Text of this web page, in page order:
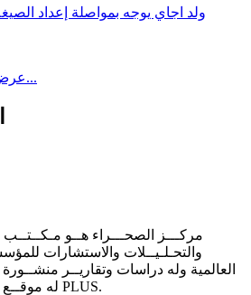
ولد اجاي يوجه بمواصلة إعداد
عرض المزيد من الأخبار...
مركـــز الصحـــراء هــو مـكــتــب
والتحـلـيــلات والاستشارات
العالمية وله دراسات وتقاريــر
له موقــع الصحراء ومنصة الصحراء PLUS.